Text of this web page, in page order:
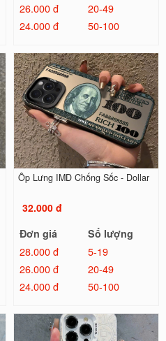
26.000 đ
20-49
24.000 đ
50-100
Ốp Lưng IMD Chống Sốc - Dollar
32.000 đ
Đơn giá
Số lượng
28.000 đ
5-19
26.000 đ
20-49
24.000 đ
50-100